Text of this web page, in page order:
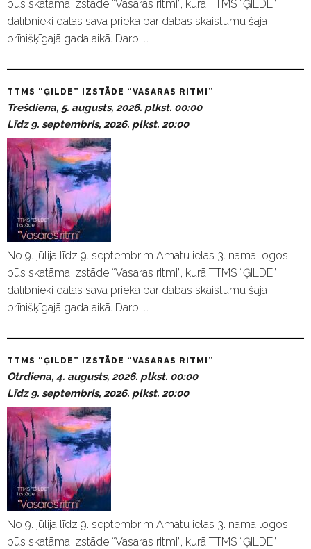
būs skatāma izstāde “Vasaras ritmi”, kurā TTMS “ĢILDE”
dalībnieki dalās savā priekā par dabas skaistumu šajā
brīnišķīgajā gadalaikā. Darbi …
TTMS “ĢILDE” IZSTĀDE “VASARAS RITMI”
Trešdiena, 5. augusts, 2026. plkst. 00:00
Līdz 9. septembris, 2026. plkst. 20:00
No 9. jūlija līdz 9. septembrim Amatu ielas 3. nama logos
būs skatāma izstāde “Vasaras ritmi”, kurā TTMS “ĢILDE”
dalībnieki dalās savā priekā par dabas skaistumu šajā
brīnišķīgajā gadalaikā. Darbi …
TTMS “ĢILDE” IZSTĀDE “VASARAS RITMI”
Otrdiena, 4. augusts, 2026. plkst. 00:00
Līdz 9. septembris, 2026. plkst. 20:00
No 9. jūlija līdz 9. septembrim Amatu ielas 3. nama logos
būs skatāma izstāde “Vasaras ritmi”, kurā TTMS “ĢILDE”